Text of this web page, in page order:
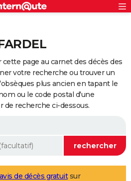
page au carnet des décès des
votre recherche ou trouver un
plus ancien en tapant le
ou le code postal d'une
recherche ci-dessous.
avis de décès gratuitsur